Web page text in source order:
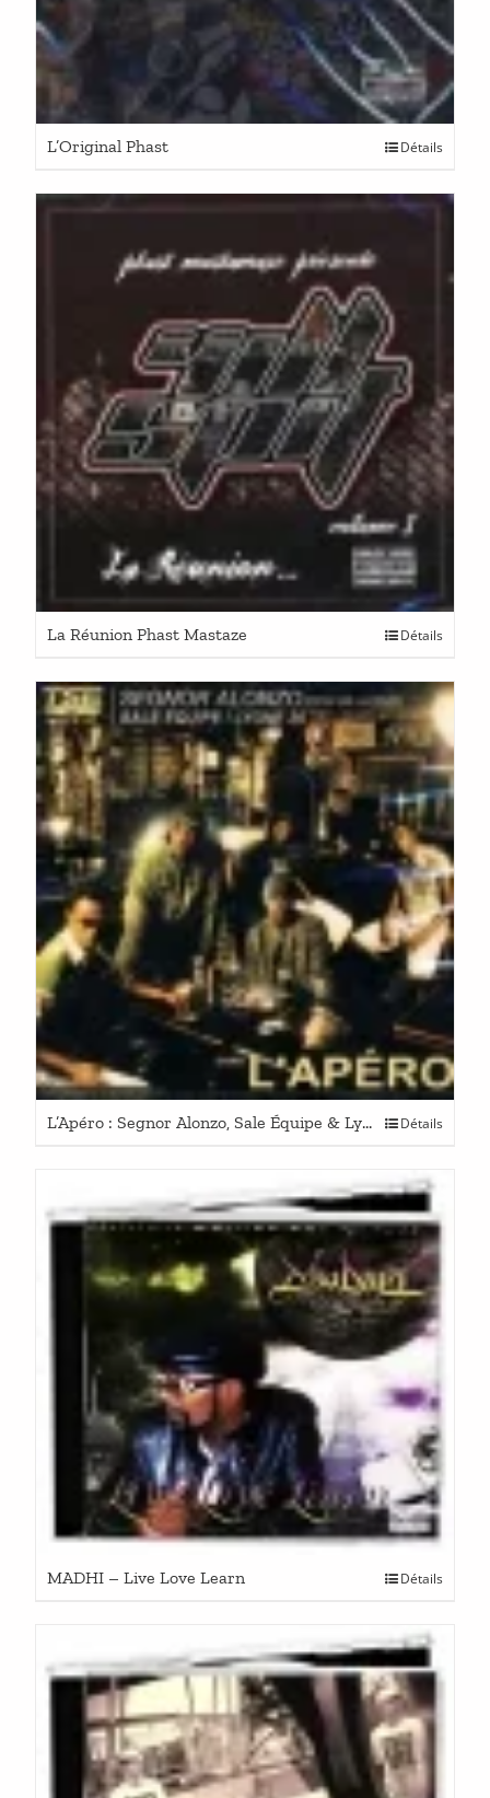
L’Original Phast Détails
La Réunion Phast Mastaze Détails
L’Apéro : Segnor Alonzo, Sale Équipe & Lygne 26 Détails
MADHI – Live Love Learn Détails